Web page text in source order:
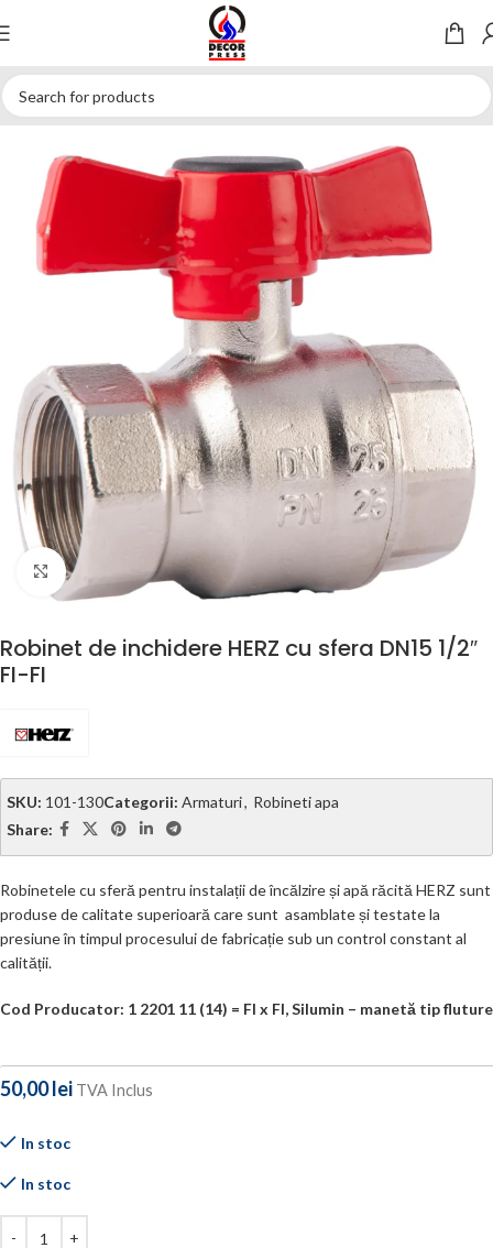
Prima pagină Armaturi
Click to enlarge
Robinet de inchidere HERZ cu sfera DN15 1/2″
FI-FI
SKU: 101-130Categorii: Armaturi, Robineti apa
Share:
Robinetele cu sferă pentru instalații de încălzire și apă răcită HERZ sunt
produse de calitate superioară care sunt asamblate și testate la
presiune în timpul procesului de fabricație sub un control constant al
calității.
Cod Producator: 1 2201 11 (14) = FI x FI, Silumin – manetă tip fluture
50,00lei TVA Inclus
In stoc
In stoc
DESCRIERE GENERALA
DOCUMENTE TEHNICE RECENZII